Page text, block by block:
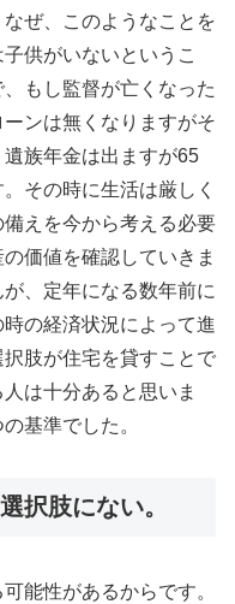
ぜ、このようなことを
供がいないというこ
もし監督が亡くなった
ンは無くなりますがそ
族年金は出ますが65
その時に生活は厳しく
えを今から考える必要
価値を確認していきま
、定年になる数年前に
の経済状況によって進
肢が住宅を貸すことで
は十分あると思いま
基準でした。
択肢にない。
能性があるからです。